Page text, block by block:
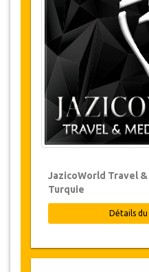
Les
être possibles si
Pour plus
contacter.
Pour toutes les
moins 24
pas de frais,
confirmée.
que par écrit en
électronique.
moins de 24
Dans de tels
remboursables.
De temps en
JazicoWorld Travel
Turquie
Détails